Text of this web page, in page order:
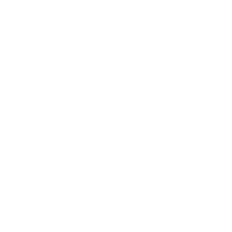
yang berkaitan dengan